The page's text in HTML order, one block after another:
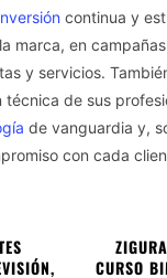
continua y
marca, en
y servicios.
de sus
de vanguardia y,
con cada
CURSO